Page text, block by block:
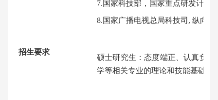
7.国家科技部，国家重点研发计划
8.国家广播电视总局科技司, 纵向
招生要求
硕士研究生：态度端正、认真负
学等相关专业的理论和技能基础